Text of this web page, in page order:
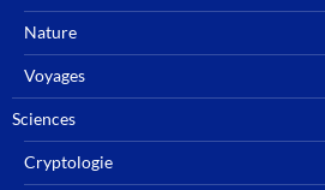
Nature
Voyages
Sciences
Cryptologie